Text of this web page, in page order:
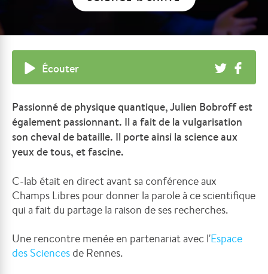
Écouter
Passionné de physique quantique, Julien Bobroff est
également passionnant. Il a fait de la vulgarisation
son cheval de bataille. Il porte ainsi la science aux
yeux de tous, et fascine.
C-lab était en direct avant sa conférence aux
Champs Libres pour donner la parole à ce scientifique
qui a fait du partage la raison de ses recherches.
Une rencontre menée en partenariat avec l'Espace
des Sciences de Rennes.